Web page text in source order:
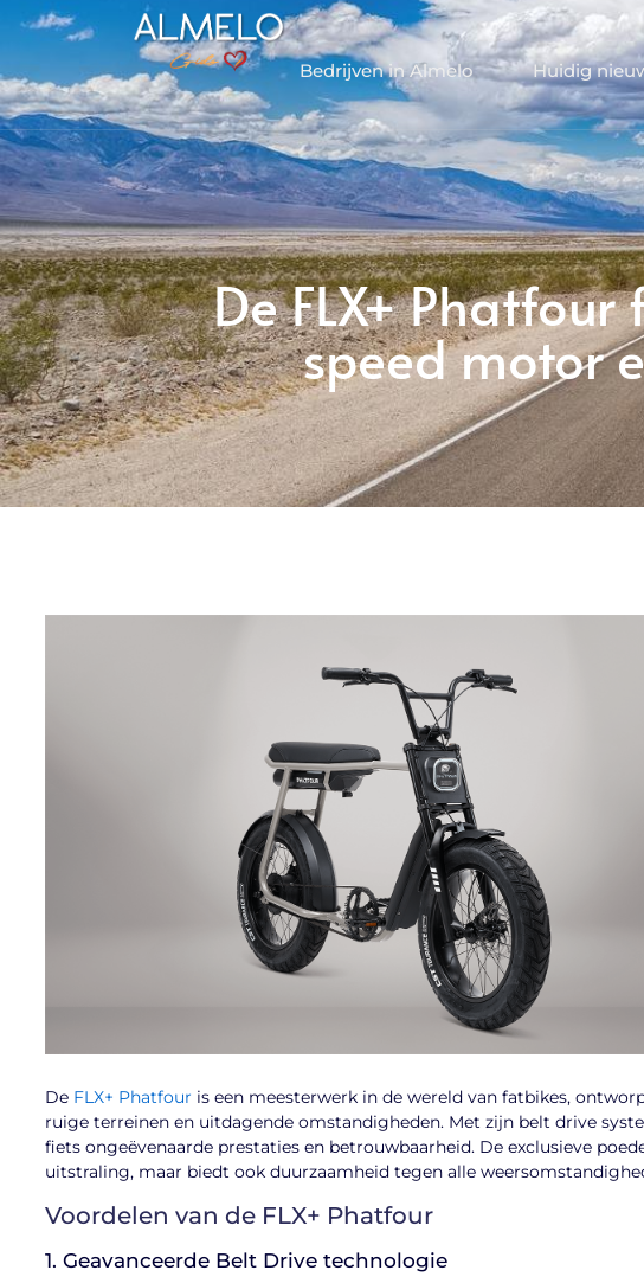
Bedrijven in Almelo Huidig
De FLX+
speed motor
De FLX+ Phatfour is een meesterwerk in de wereld van fatbikes,
ruige terreinen en uitdagende omstandigheden. Met zijn belt drive
fiets ongeëvenaarde prestaties en betrouwbaarheid. De exclusieve
uitstraling, maar biedt ook duurzaamheid tegen alle
Voordelen van de FLX+ Phatfour
1. Geavanceerde Belt Drive technologie